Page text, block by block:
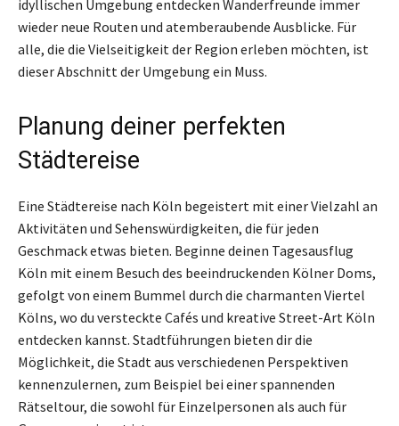
idyllischen Umgebung entdecken Wanderfreunde immer
wieder neue Routen und atemberaubende Ausblicke. Für
alle, die die Vielseitigkeit der Region erleben möchten, ist
dieser Abschnitt der Umgebung ein Muss.
Planung deiner perfekten
Städtereise
Eine Städtereise nach Köln begeistert mit einer Vielzahl an
Aktivitäten und Sehenswürdigkeiten, die für jeden
Geschmack etwas bieten. Beginne deinen Tagesausflug
Köln mit einem Besuch des beeindruckenden Kölner Doms,
gefolgt von einem Bummel durch die charmanten Viertel
Kölns, wo du versteckte Cafés und kreative Street-Art Köln
entdecken kannst. Stadtführungen bieten dir die
Möglichkeit, die Stadt aus verschiedenen Perspektiven
kennenzulernen, zum Beispiel bei einer spannenden
Rätseltour, die sowohl für Einzelpersonen als auch für